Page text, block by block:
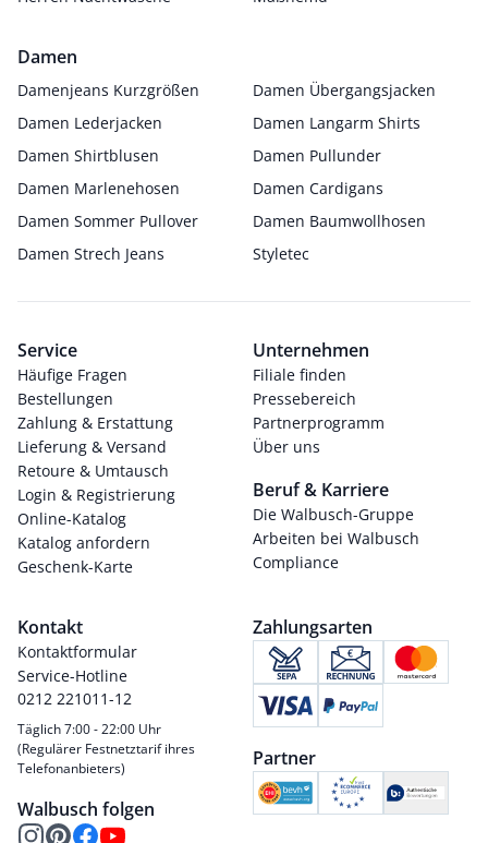
Damen
Damenjeans Kurzgrößen
Damen Übergangsjacken
Damen Lederjacken
Damen Langarm Shirts
Damen Shirtblusen
Damen Pullunder
Damen Marlenehosen
Damen Cardigans
Damen Sommer Pullover
Damen Baumwollhosen
Damen Strech Jeans
Styletec
Service
Häufige Fragen
Bestellungen
Zahlung & Erstattung
Lieferung & Versand
Retoure & Umtausch
Login & Registrierung
Online-Katalog
Katalog anfordern
Geschenk-Karte
Unternehmen
Filiale finden
Pressebereich
Partnerprogramm
Über uns
Beruf & Karriere
Die Walbusch-Gruppe
Arbeiten bei Walbusch
Compliance
Kontakt
Kontaktformular
Service-Hotline
0212 221011-12
Täglich 7:00 - 22:00 Uhr
(Regulärer Festnetztarif ihres
Telefonanbieters)
Walbusch folgen
Zahlungsarten
Partner